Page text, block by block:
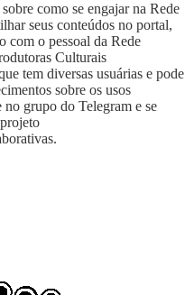
sobre como se engajar na Rede
seus conteúdos no portal,
com o pessoal da Rede
Culturais
tem diversas usuárias e pode
sobre os usos
no grupo do Telegram e se
.